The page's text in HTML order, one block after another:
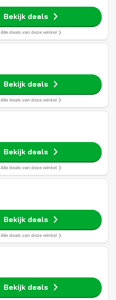
Bekijk deals
Alle deals van deze winkel
Bekijk deals
Alle deals van deze winkel
Bekijk deals
Alle deals van deze winkel
Bekijk deals
Alle deals van deze winkel
Bekijk deals